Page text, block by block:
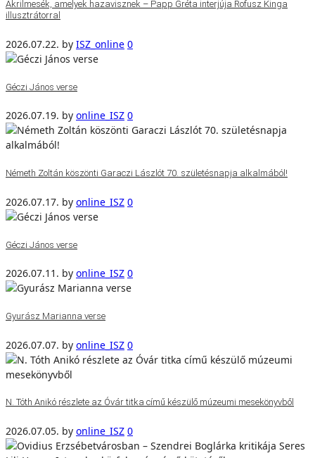
Akrilmesék, amelyek hazavisznek – Papp Gréta interjúja Rofusz Kinga
illusztrátorral
2026.07.22. by ISZ_online 0
Géczi János verse
2026.07.19. by online_ISZ 0
Németh Zoltán köszönti Garaczi Lászlót 70. születésnapja alkalmából!
2026.07.17. by online_ISZ 0
Géczi János verse
2026.07.11. by online_ISZ 0
Gyurász Marianna verse
2026.07.07. by online_ISZ 0
N. Tóth Anikó részlete az Óvár titka című készülő múzeumi mesekönyvből
2026.07.05. by online_ISZ 0